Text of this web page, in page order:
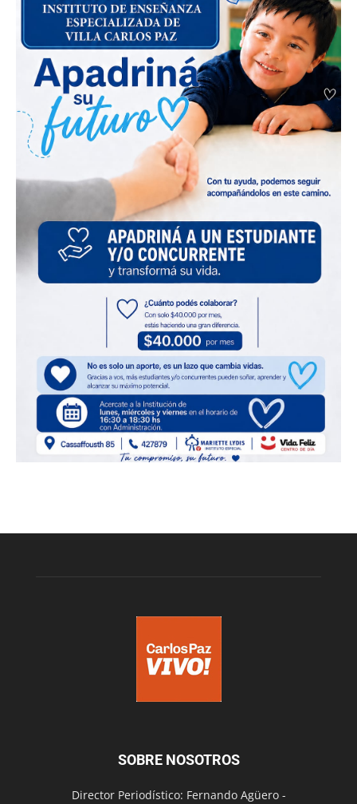
SOBRE NOSOTROS
Director Periodístico: Fernando Agüero -